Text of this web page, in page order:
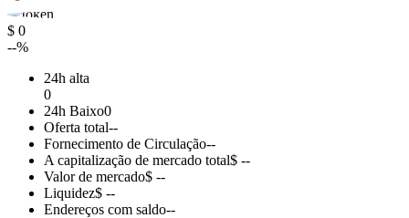
$ 0
--%
24h alta
0
24h Baixo0
Oferta total--
Fornecimento de Circulação--
A capitalização de mercado total$ --
Valor de mercado$ --
Liquidez$ --
Endereços com saldo--